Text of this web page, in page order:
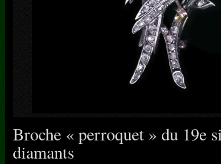
Broche « perroquet » du 19e
diamants